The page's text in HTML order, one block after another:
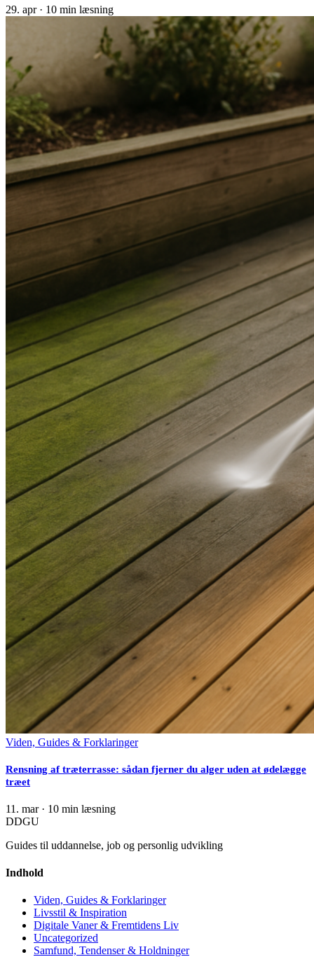
29. apr · 10 min læsning
Viden, Guides & Forklaringer
Rensning af træterrasse: sådan fjerner du alger uden at ødelægge
træet
11. mar · 10 min læsning
DDGU
Guides til uddannelse, job og personlig udvikling
Indhold
Viden, Guides & Forklaringer
Livsstil & Inspiration
Digitale Vaner & Fremtidens Liv
Uncategorized
Samfund, Tendenser & Holdninger